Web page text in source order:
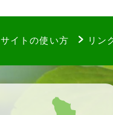
サイトの使い方 リン